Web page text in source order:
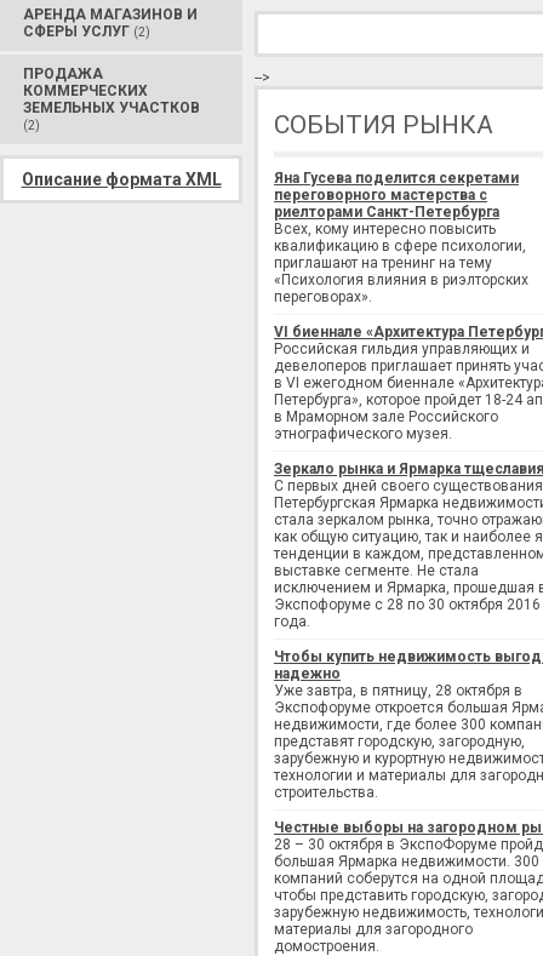
АРЕНДА МАГАЗИНОВ И
СФЕРЫ УСЛУГ (2)
ПРОДАЖА
КОММЕРЧЕСКИХ
ЗЕМЕЛЬНЫХ УЧАСТКОВ
(2)
Описание формата XML
-->
СОБЫТИЯ РЫНКА
Яна Гусева поделится секретами
переговорного мастерства с
риелторами Санкт-Петербурга
Всех, кому интересно повысить
квалификацию в сфере психологии,
приглашают на тренинг на тему
«Психология влияния в риэлторских
переговорах».
VI биеннале «Архитектура
Российская гильдия управляющих и
девелоперов приглашает принять
в VI ежегодном биеннале
Петербурга», которое пройдет 18-24
в Мраморном зале Российского
этнографического музея.
Зеркало рынка и Ярмарка тщеславия
С первых дней своего существования
Петербургская Ярмарка
стала зеркалом рынка, точно
как общую ситуацию, так и наиболее
тенденции в каждом,
выставке сегменте. Не стала
исключением и Ярмарка, прошедшая
Экспофоруме с 28 по 30 октября 2016
года.
Чтобы купить недвижимость
надежно
Уже завтра, в пятницу, 28 октября в
Экспофоруме откроется большая
недвижимости, где более 300
представят городскую, загородную,
зарубежную и курортную
технологии и материалы для
строительства.
Честные выборы на загородном
28 – 30 октября в ЭкспоФоруме
большая Ярмарка недвижимости. 300
компаний соберутся на одной
чтобы представить городскую,
зарубежную недвижимость,
материалы для загородного
домостроения.